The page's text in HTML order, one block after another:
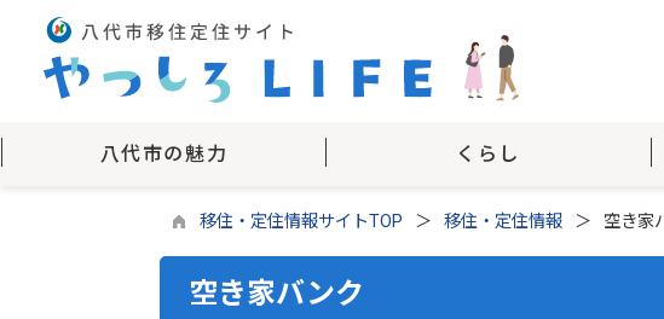
八代市の魅力 くらし
移住・定住情報サイトTOP 移住・定住情報 空き家
空き家バンク